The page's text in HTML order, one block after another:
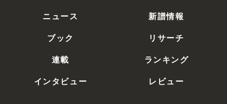
ニュース
新譜情報
ブック
リサーチ
連載
ランキング
インタビュー
レビュー